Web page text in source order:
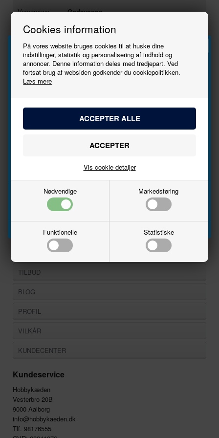
Cookies information
På vores website bruges cookies til at huske dine
indstillinger, statistik og personalisering af indhold og
annoncer. Denne information deles med tredjepart. Ved
fortsat brug af websiden godkender du cookiepolitikken.
Læs mere
Nødvendige Markedsføring
Funktionelle Statistiske
Vis cookie detaljer
Varegruppe
Godsvogne,
Ny i butikken
29/01/2025
Se stort
billede
Tryk her
Vorbild: Schiebewandwagen der Schweizerischen Bundesbahn -
Cargo Epoche VI Modell mit Kupplungs-Aufnahmeschacht nach
NEM 362 mit KK-Kinematik. Hoch detailliertes Modell. Komplett
Piko
1:87 - H0
Information
FACEBOOK
NYHEDER
TILBUD
BLOG
PROFIL
VILKÅR
KUNDECENTER
Kundeservice
Hobbykæden
Vesterbro 20B
9000 Aalborg
info@hobbykaeden.dk
Tlf. 98176555
Tilmeld
Bliv den første til at høre, når der kommer nye